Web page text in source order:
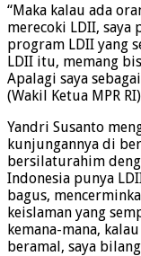
“Maka kalau ada
merecoki LDII, saya
program LDII yang
LDII itu, memang
Apalagi saya
(Wakil Ketua MPR
Yandri Susanto
kunjungannya di
bersilaturahim
Indonesia punya
bagus,
keislaman yang
kemana-mana,
beramal, saya